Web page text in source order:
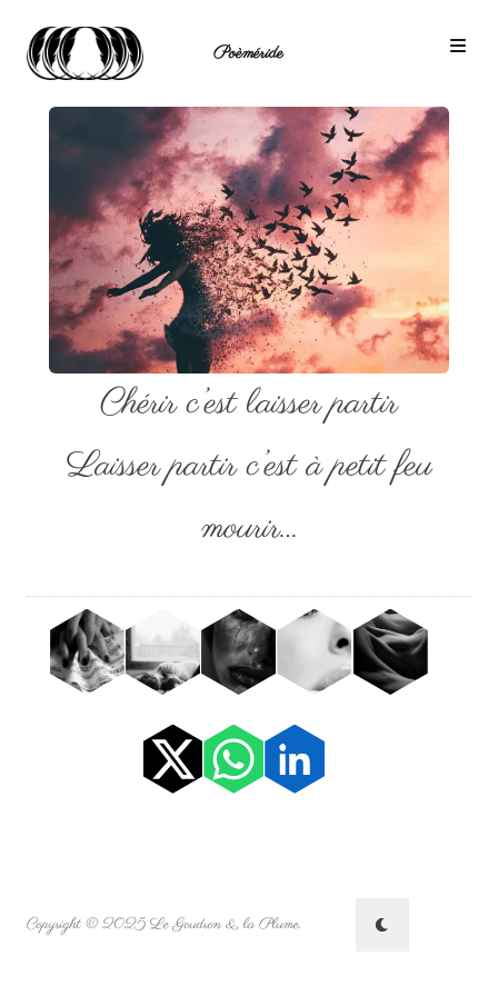
Poèméride
Chérir c’est laisser partir
Laisser partir c’est à petit feu
mourir…
Copyright © 2025 Le Goudron & la Plume.